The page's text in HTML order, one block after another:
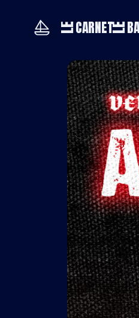
CARNET